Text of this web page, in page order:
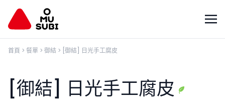
首頁 > 餐單 > 御結 > [御結] 日光手工腐皮
[御結] 日光手工腐皮